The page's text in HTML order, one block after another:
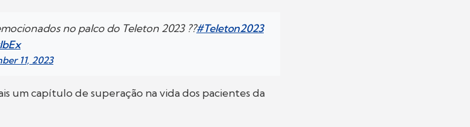
no palco do Teleton 2023 ??#Teleton2023
11, 2023
um capítulo de superação na vida dos pacientes da